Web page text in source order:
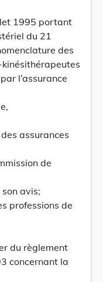
1995 portant
du 21
des
l’assurance
assurances
de
avis;
professions de
du règlement
concernant la